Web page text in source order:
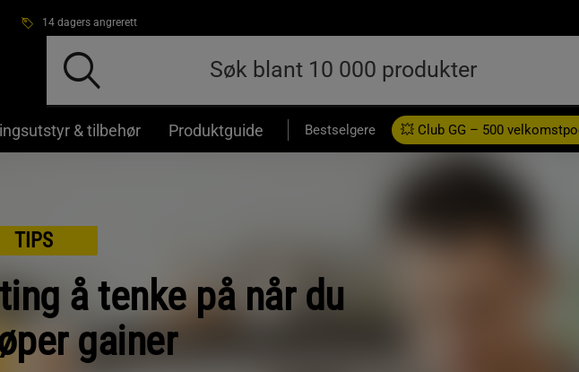
14 dagers angrerett
& tilbehør Produktguide Bestselgere 💥 Club GG – 500
TIPS
å tenke på når du
gainer